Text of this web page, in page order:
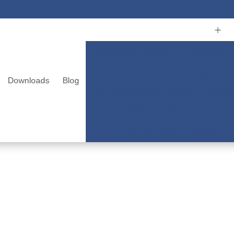
Downloads Blog